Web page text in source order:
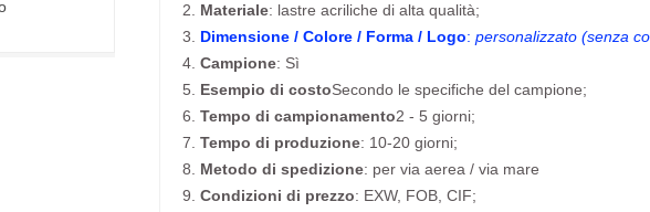
2. Materiale: lastre acriliche di alta qualità;
3. Dimensione / Colore / Forma / Logo: personalizzato (senza
4. Campione: Sì
5. Esempio di costoSecondo le specifiche del campione;
6. Tempo di campionamento2 - 5 giorni;
7. Tempo di produzione: 10-20 giorni;
8. Metodo di spedizione: per via aerea / via mare
9. Condizioni di prezzo: EXW, FOB, CIF;